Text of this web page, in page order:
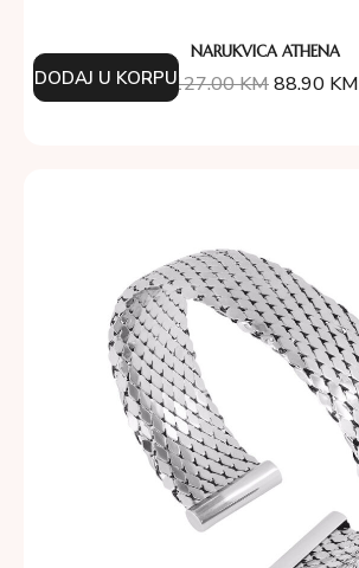
NARUKVICA ATHENA
127.00KM88.90 KM
DODAJ U KORPU